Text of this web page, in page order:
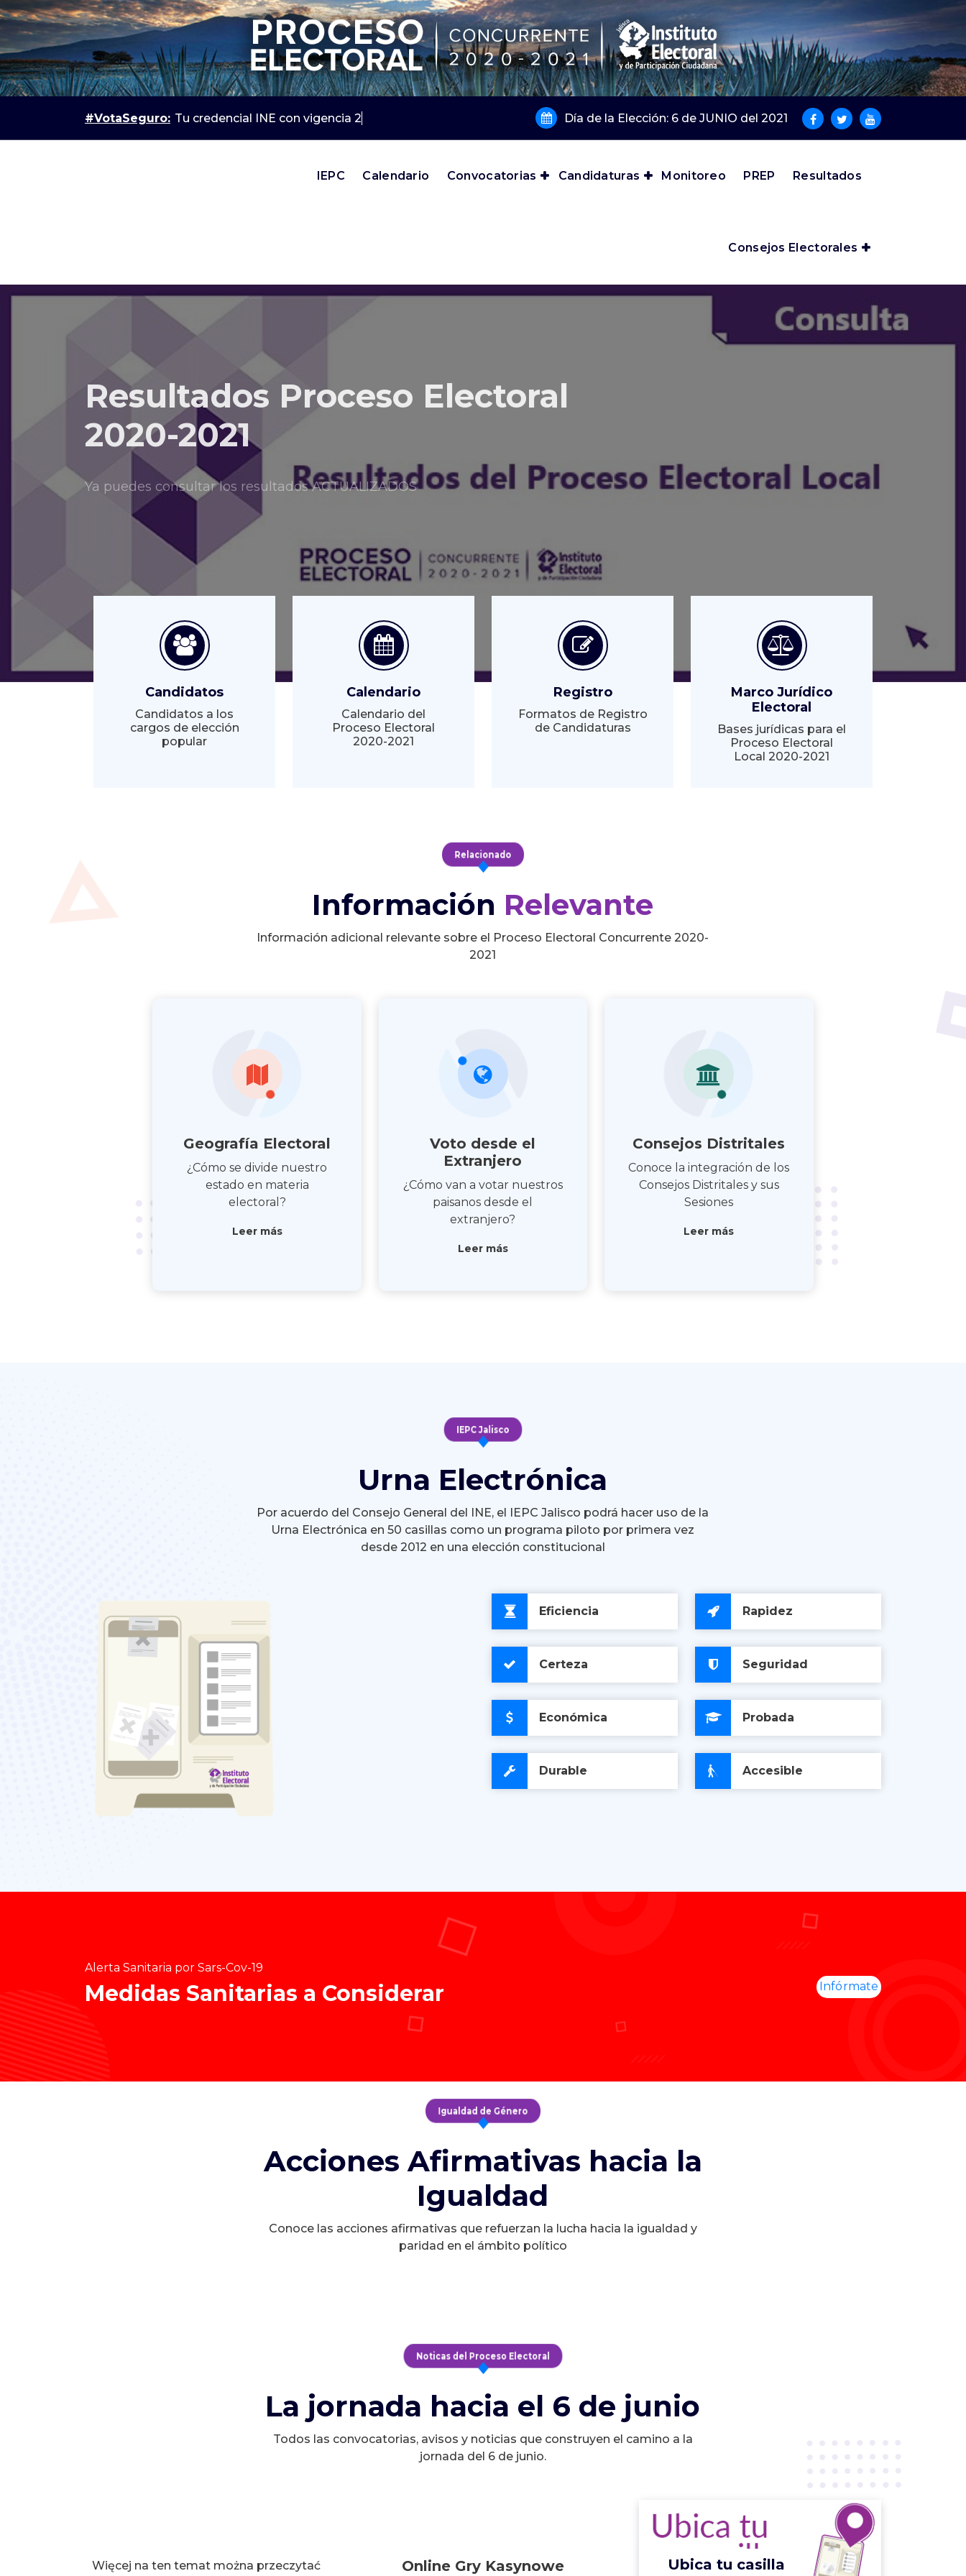
#VotaSeguro: Tu credencial INE con vigencia 2019 y 2020 Día de la Elección: 6 de JUNIO del 2021
IEPC Calendario Convocatorias Candidaturas Monitoreo PREP Resultados
Consejos Electorales
Resultados Proceso Electoral
2020-2021
Ya puedes consultar los resultados ACTUALIZADOS
Consulta
Candidatos
Candidatos a los
cargos de elección
popular
Calendario
Calendario del
Proceso Electoral
2020-2021
Registro
Formatos de Registro
de Candidaturas
Marco Jurídico
Electoral
Bases jurídicas para el
Proceso Electoral
Local 2020-2021
Relacionado
Información Relevante
Información adicional relevante sobre el Proceso Electoral Concurrente 2020-
2021
Geografía Electoral
¿Cómo se divide nuestro
estado en materia
electoral?
Leer más
Voto desde el
Extranjero
¿Cómo van a votar nuestros
paisanos desde el
extranjero?
Leer más
Consejos Distritales
Conoce la integración de los
Consejos Distritales y sus
Sesiones
Leer más
IEPC Jalisco
Urna Electrónica
Por acuerdo del Consejo General del INE, el IEPC Jalisco podrá hacer uso de la
Urna Electrónica en 50 casillas como un programa piloto por primera vez
desde 2012 en una elección constitucional
Eficiencia Rapidez
Certeza Seguridad
Económica Probada
Durable Accesible
Alerta Sanitaria por Sars-Cov-19
Medidas Sanitarias a Considerar Infórmate
Igualdad de Género
Acciones Afirmativas hacia la
Igualdad
Conoce las acciones afirmativas que refuerzan la lucha hacia la igualdad y
paridad en el ámbito político
Noticas del Proceso Electoral
La jornada hacia el 6 de junio
Todos las convocatorias, avisos y noticias que construyen el camino a la
jornada del 6 de junio.
Więcej na ten temat można przeczytać
Online Gry Kasynowe
Online Gry Kasynowe Ubica tu casilla